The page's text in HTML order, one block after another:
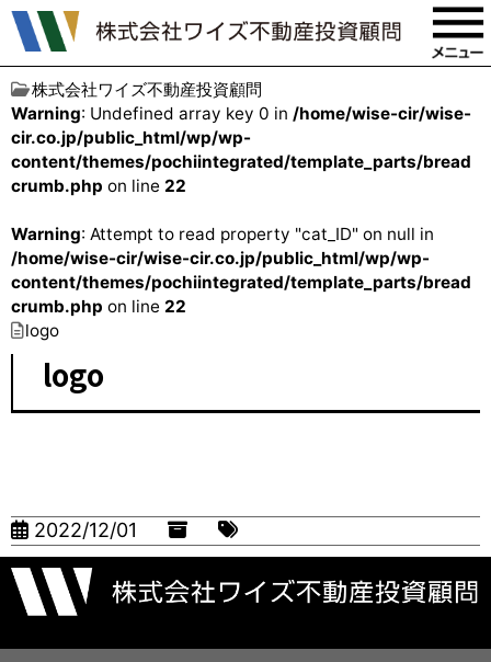
株式会社ワイズ不動産投資顧問
Warning: Undefined array key 0 in /home/wise-cir/wise-
cir.co.jp/public_html/wp/wp-
content/themes/pochiintegrated/template_parts/bread
crumb.php on line 22
Warning: Attempt to read property "cat_ID" on null in
/home/wise-cir/wise-cir.co.jp/public_html/wp/wp-
content/themes/pochiintegrated/template_parts/bread
crumb.php on line 22
logo
logo
2022/12/01